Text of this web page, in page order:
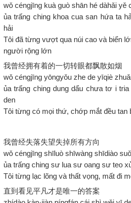
wǒ céngjīng kuà guò shān hé dàhǎi yě
ủa trấng ching khoa cua san hứa ta
hải
Tôi đã từng vượt qua núi cao và biển
người rộng lớn
我曾经拥有着的一切转眼都飘散如烟
wǒ céngjīng yōngyǒu zhe de yīqiè
ủa trấng ching dung dẩu chưa tơ i
den
Tôi từng có mọi thứ, chớp mắt đều tan
我曾经失落失望失掉所有方向
wǒ céngjīng shīluò shīwàng shīdiào
ủa trấng ching sư lua sư oang sư teo
Tôi từng lạc lõng và thất vọng, mất đi
直到看见平凡才是唯一的答案